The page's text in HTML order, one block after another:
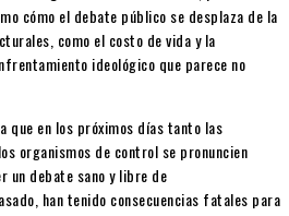
cómo el debate público se desplaza de la
como el costo de vida y la
ideológico que parece no
que en los próximos días tanto las
organismos de control se pronuncien
un debate sano y libre de
han tenido consecuencias fatales para